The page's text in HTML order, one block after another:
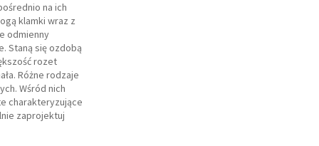
na ich
klamki wraz z
odmienny
Staną się ozdobą
rozet
Różne rodzaje
Wśród nich
charakteryzujące
zaprojektuj